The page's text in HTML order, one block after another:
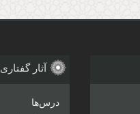
آثار گفتاری
درس‌ها